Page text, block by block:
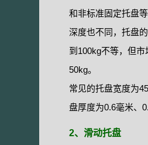
和非标准固定托盘
深度也不同，托盘
到100kg不等，但
50kg。
常见的托盘宽度为
盘厚度为0.6毫米、
2、滑动托盘